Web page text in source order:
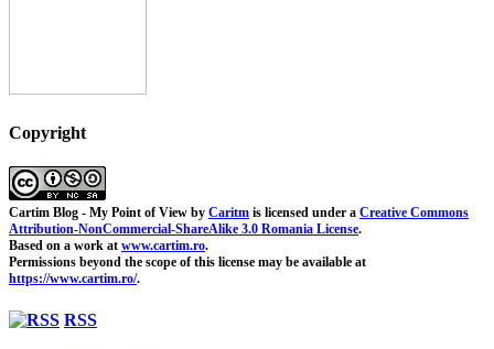
Copyright
Cartim Blog - My Point of View by Caritm is licensed under a Creative Commons
Attribution-NonCommercial-ShareAlike 3.0 Romania License.
Based on a work at www.cartim.ro.
Permissions beyond the scope of this license may be available at
https://www.cartim.ro/.
RSS